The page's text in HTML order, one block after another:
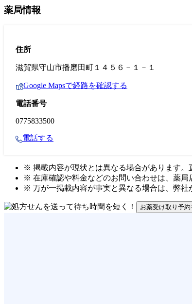
薬局情報
住所
滋賀県守山市播磨田町１４５６－１－１
Google Mapsで経路を確認する
電話番号
0775833500
電話する
※ 掲載内容が現状とは異なる場合があります。
※ 在庫確認や料金などのお問い合わせは、薬局
※ 万が一掲載内容が事実と異なる場合は、弊
お薬受け取り予約